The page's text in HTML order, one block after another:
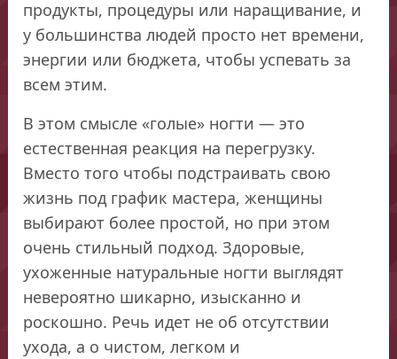
продукты, процедуры или наращивание, и
у большинства людей просто нет времени,
энергии или бюджета, чтобы успевать за
всем этим.
В этом смысле «голые» ногти — это
естественная реакция на перегрузку.
Вместо того чтобы подстраивать свою
жизнь под график мастера, женщины
выбирают более простой, но при этом
очень стильный подход. Здоровые,
ухоженные натуральные ногти выглядят
невероятно шикарно, изысканно и
роскошно. Речь идет не об отсутствии
ухода, а о чистом, легком и